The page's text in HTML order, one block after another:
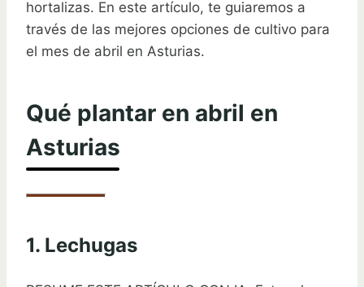
hortalizas. En este artículo, te guiaremos a
través de las mejores opciones de cultivo para
el mes de abril en Asturias.
Qué plantar en abril en
Asturias
1. Lechugas